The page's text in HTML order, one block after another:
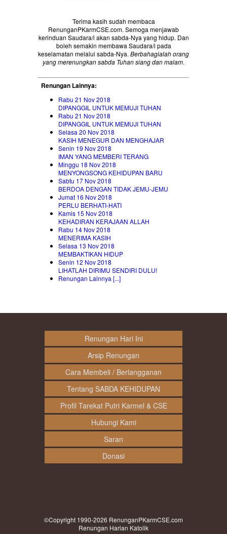
Terima kasih sudah membaca
RenunganPKarmCSE.com. Semoga menjawab
kerinduan Saudara/i akan sabda-Nya yang hidup. Dan
boleh semakin membawa Saudara/i pada
keselamatan melalui sabda-Nya. Berbahagialah orang
yang merenungkan sabda Tuhan siang dan malam.
Renungan Lainnya:
Rabu 21 Nov 2018
DIPANGGIL UNTUK MEMUJI TUHAN
Rabu 21 Nov 2018
DIPANGGIL UNTUK MEMUJI TUHAN
Selasa 20 Nov 2018
KASIH MENEGUR DAN MENGHAJAR
Senin 19 Nov 2018
IMAN YANG MEMBERI TERANG
Minggu 18 Nov 2018
MENYONGSONG KEHIDUPAN BARU
Sabtu 17 Nov 2018
BERDOA DENGAN TIDAK JEMU-JEMU
Jumat 16 Nov 2018
PERLU BERHATI-HATI
Kamis 15 Nov 2018
KEHADIRAN KERAJAAN ALLAH
Rabu 14 Nov 2018
MENERIMA KASIH
Selasa 13 Nov 2018
MEMBAKTIKAN HIDUP
Senin 12 Nov 2018
LIHATLAH DIRIMU SENDIRI DULU!
Renungan Lainnya [...]
Renungan Hari Ini
Arsip Renungan
Cara Membeli / Berlangganan
Tentang SABDA KEHIDUPAN
Profil Tarekat Putri Karmel & CSE
Hubungi Kami
Saran
Donasi
©Copyright 1990-2026 RenunganPKarmCSE.com
Renungan Harian Katolik